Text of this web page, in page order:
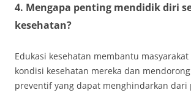
4. Mengapa penting mendidik diri
kesehatan?
Edukasi kesehatan membantu
kondisi kesehatan mereka dan
preventif yang dapat menghindarkan dari